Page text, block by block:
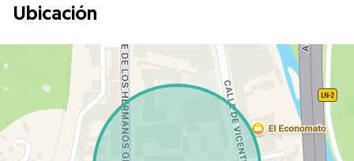
Ubicación